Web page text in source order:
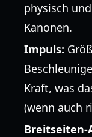
physisch
Kanonen.
Impuls:
Kraft, was
(wenn auch
Breitseiten-